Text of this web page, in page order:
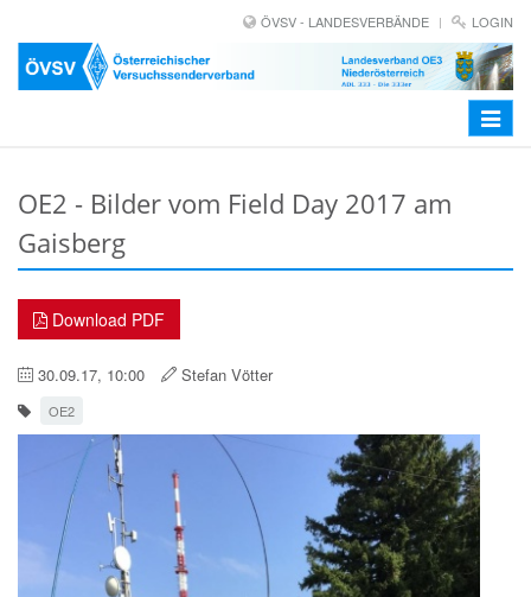
ÖVSV - LANDESVERBÄNDE LOGIN
Toggle
OE2 - Bilder vom Field Day 2017 am
Gaisberg
Download PDF
30.09.17, 10:00 Stefan Vötter
OE2